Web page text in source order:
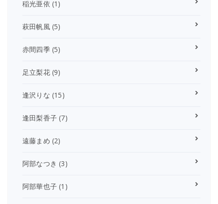
稲光亜依 (1)
萩田帆風(5)
赤間四季(5)
足立梨花(9)
逢沢りな (15)
逢田梨香子 (7)
遠藤まめ (2)
阿部なつき (3)
阿部華也子 (1)